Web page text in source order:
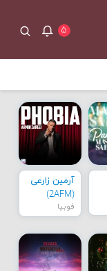
۵
آرمین زارعی
(2AFM)
فوبیا